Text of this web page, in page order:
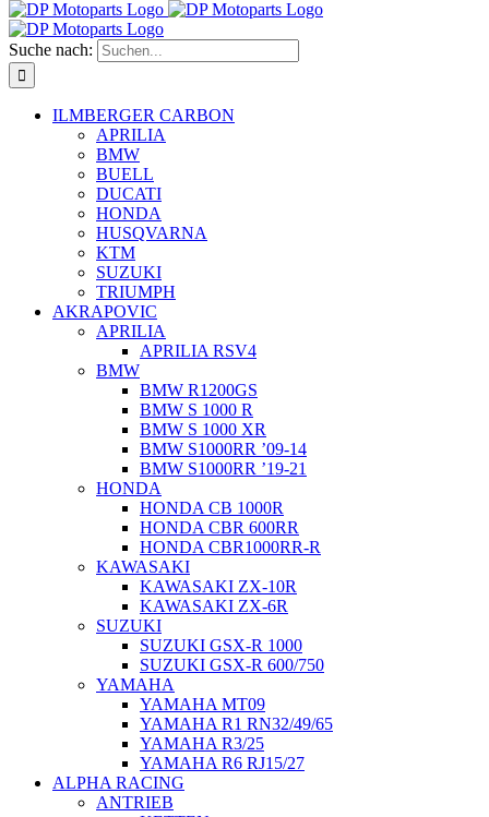
Suche nach:
ILMBERGER CARBON
APRILIA
BMW
BUELL
DUCATI
HONDA
HUSQVARNA
KTM
SUZUKI
TRIUMPH
AKRAPOVIC
APRILIA
APRILIA RSV4
BMW
BMW R1200GS
BMW S 1000 R
BMW S 1000 XR
BMW S1000RR ’09-14
BMW S1000RR ’19-21
HONDA
HONDA CB 1000R
HONDA CBR 600RR
HONDA CBR1000RR-R
KAWASAKI
KAWASAKI ZX-10R
KAWASAKI ZX-6R
SUZUKI
SUZUKI GSX-R 1000
SUZUKI GSX-R 600/750
YAMAHA
YAMAHA MT09
YAMAHA R1 RN32/49/65
YAMAHA R3/25
YAMAHA R6 RJ15/27
ALPHA RACING
ANTRIEB